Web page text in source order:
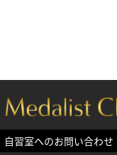
自習室へのお問い合わせ